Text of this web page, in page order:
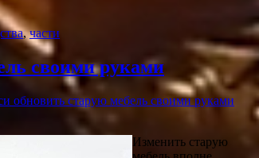
,части
своими руками
обновить старую мебель своими руками
Изменить старую